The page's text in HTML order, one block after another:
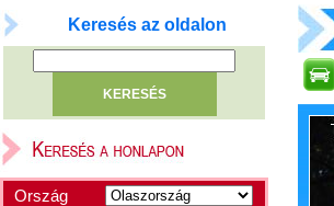
Keresés az oldalon
Ország